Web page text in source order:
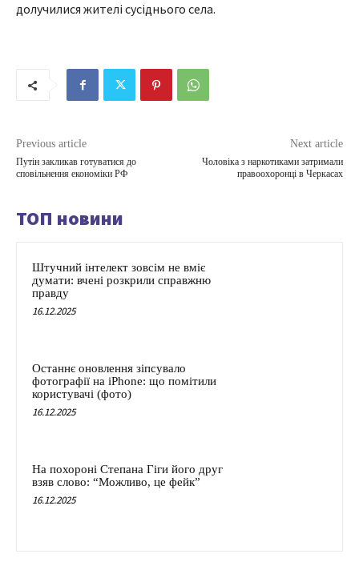
долучилися жителі сусіднього села.
Previous article
Путін закликав готуватися до
сповільнення економіки РФ
Next article
Чоловіка з наркотиками затримали
правоохоронці в Черкасах
ТОП новини
Штучний інтелект зовсім не вміє
думати: вчені розкрили справжню
правду
16.12.2025
Останнє оновлення зіпсувало
фотографії на iPhone: що помітили
користувачі (фото)
16.12.2025
На похороні Степана Гіги його друг
взяв слово: “Можливо, це фейк”
16.12.2025